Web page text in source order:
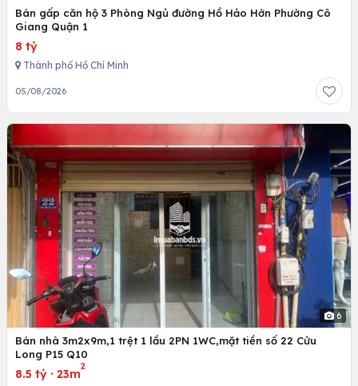
Bán gấp căn hộ 3 Phòng Ngủ đường Hồ Hảo Hớn Phường Cô
Giang Quận 1
8 tỷ
Thành phố Hồ Chí Minh
05/08/2026
6
Bán nhà 3m2x9m,1 trệt 1 lầu 2PN 1WC,mặt tiền số 22 Cửu
Long P15 Q10
8.5 tỷ · 23m
2